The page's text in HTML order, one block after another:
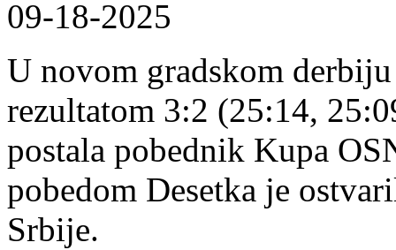
09-18-2025
U novom gradskom
rezultatom 3:2 (25:14,
postala pobednik Kupa
pobedom Desetka je
Srbije.